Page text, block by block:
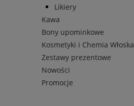
Likiery
Kawa
Bony upominkowe
Kosmetyki i Chemia Włoska
Zestawy prezentowe
Nowości
Promocje